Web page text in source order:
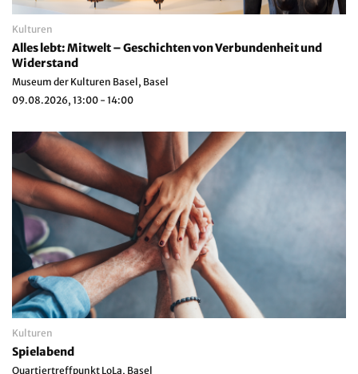
Kulturen
Alles lebt: Mitwelt – Geschichten von Verbundenheit und
Widerstand
Museum der Kulturen Basel, Basel
09.08.2026, 13:00 - 14:00
Kulturen
Spielabend
Quartiertreffpunkt LoLa, Basel